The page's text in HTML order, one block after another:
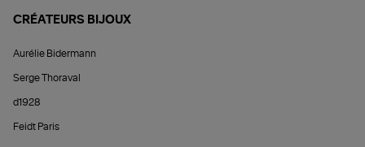
CRÉATEURS BIJOUX
Aurélie Bidermann
Serge Thoraval
d1928
Feidt Paris